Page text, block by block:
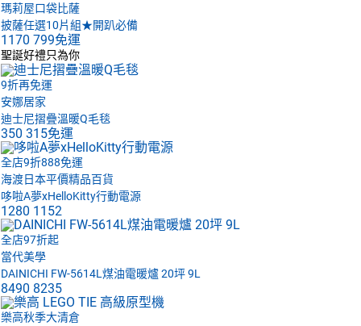
瑪莉屋口袋比薩
披薩任選10片組★開趴必備
1170 799免運
聖誕好禮只為你
9折再免運
安娜居家
迪士尼摺疊溫暖Q毛毯
350 315免運
全店9折888免運
海渡日本平價精品百貨
哆啦A夢xHelloKitty行動電源
1280 1152
全店97折起
當代美學
DAINICHI FW-5614L煤油電暖爐 20坪 9L
8490 8235
樂高秋季大清倉